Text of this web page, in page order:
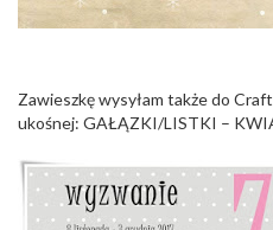
Zawieszkę wysyłam także do
ukośnej: GAŁĄZKI/LISTKI –